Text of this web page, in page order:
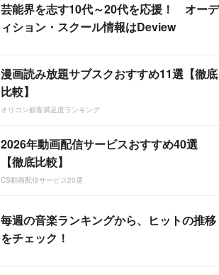
芸能界を志す10代～20代を応援！ オーデ
ィション・スクール情報はDeview
漫画読み放題サブスクおすすめ11選【徹底
比較】
オリコン顧客満足度ランキング
2026年動画配信サービスおすすめ40選
【徹底比較】
CS動画配信サービス20選
毎週の音楽ランキングから、ヒットの推移
をチェック！